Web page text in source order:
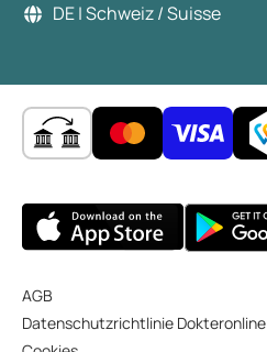
DE | Schweiz / Suisse
AGB
Datenschutzrichtlinie Dokteronline